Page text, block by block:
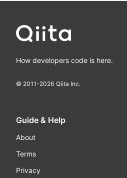
How developers code is here.
© 2011-2026 Qiita Inc.
Guide & Help
About
Terms
Privacy